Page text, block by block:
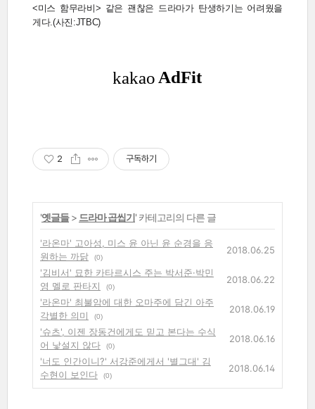
<미스 함무라비> 같은 괜찮은 드라마가 탄생하기는 어려웠을
게다.(사진:JTBC)
2 구독하기
'옛글들> 드라마 곱씹기' 카테고리의 다른 글
'라온마' 고아성, 미스 윤 아닌 윤 순경을 응
원하는 까닭
(0)
2018.06.25
'김비서' 묘한 카타르시스 주는 박서준·박민
영 멜로 판타지
(0)
2018.06.22
'라온마' 최불암에 대한 오마주에 담긴 아주
각별한 의미
(0)
2018.06.19
'슈츠', 이젠 장동건에게도 믿고 본다는 수식
어 낯설지 않다
(0)
2018.06.16
'너도 인간이니?' 서강준에게서 '별그대' 김
수현이 보인다
(0)
2018.06.14